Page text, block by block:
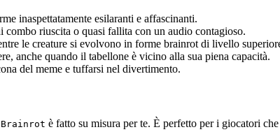
inaspettatamente esilaranti e affascinanti.
riuscita o quasi fallita con un audio contagioso.
le creature si evolvono in forme brainrot di livello
anche quando il tabellone è vicino alla sua piena capacità.
del meme e tuffarsi nel divertimento.
Brainrot è fatto su misura per te. È perfetto per i giocatori